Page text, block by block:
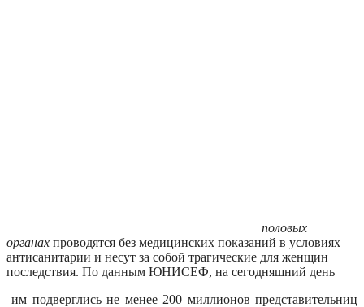
половых
органах проводятся без медицинских показаний в условиях
антисанитарии и несут за собой трагические для женщин
последствия. По данным ЮНИСЕФ, на сегодняшний день
им подверглись не менее 200 миллионов представительниц